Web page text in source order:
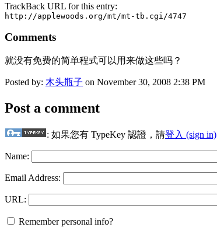
TrackBack URL for this entry:
http://applewoods.org/mt/mt-tb.cgi/4747
Comments
就没有免费的简单程式可以用来做这些吗？
Posted by: 木头瓶子 on November 30, 2008 2:38 PM
Post a comment
: 如果您有 TypeKey 認證，請登入 (sign in)
Name:
Email Address:
URL:
Remember personal info?